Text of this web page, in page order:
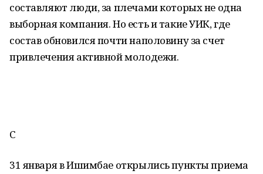
составляют люди, за плечами которых не одна
выборная компания. Но есть и такие УИК, где
состав обновился почти наполовину за счет
привлечения активной молодежи.
С
31 января в Ишимбае открылись пункты приема